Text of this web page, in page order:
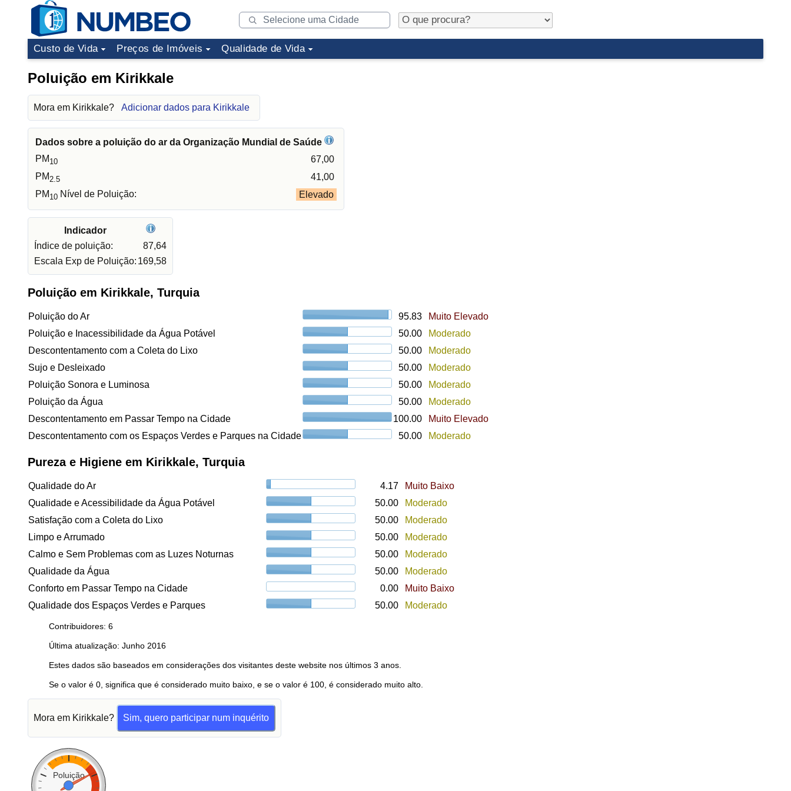
Custo de Vida Preços de Imóveis Qualidade de Vida
Poluição em Kirikkale
Mora em Kirikkale? Adicionar dados para Kirikkale
Dados sobre a poluição do ar da Organização Mundial de Saúde
PM 10
67,00
PM2.5
41,00
PM 10 Nível de Poluição: Elevado
Indicador
Índice de poluição:
87,64
Escala Exp de Poluição: 169,58
Poluição em Kirikkale, Turquia
Poluição do Ar 95.83
Muito Elevado
Poluição e Inacessibilidade da Água Potável
50.00
Moderado
Descontentamento com a Coleta do Lixo
50.00
Moderado
Sujo e Desleixado
50.00
Moderado
Poluição Sonora e Luminosa
50.00
Moderado
Poluição da Água
50.00
Moderado
Descontentamento em Passar Tempo na Cidade
100.00
Muito Elevado
Descontentamento com os Espaços Verdes e Parques na Cidade
50.00 Moderado
Pureza e Higiene em Kirikkale, Turquia
Qualidade do Ar 4.17
Muito Baixo
Qualidade e Acessibilidade da Água Potável
50.00
Moderado
Satisfação com a Coleta do Lixo
50.00
Moderado
Limpo e Arrumado
50.00
Moderado
Calmo e Sem Problemas com as Luzes Noturnas
50.00
Moderado
Qualidade da Água
50.00
Moderado
Conforto em Passar Tempo na Cidade
0.00
Muito Baixo
Qualidade dos Espaços Verdes e Parques
50.00 Moderado
Contribuidores: 6
Última atualização: Junho 2016
Estes dados são baseados em considerações dos visitantes deste website nos últimos 3 anos.
Se o valor é 0, significa que é considerado muito baixo, e se o valor é 100, é considerado muito alto.
Mora em Kirikkale? Sim, quero participar num inquérito
Poluição